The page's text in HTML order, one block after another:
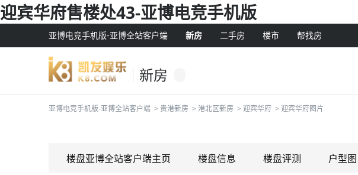
迎宾华府售楼处43-亚博电竞手机版
亚博电竞手机版-亚博全站客户端 新房 二手房 楼市 帮找房
新房
亚博电竞手机版-亚博全站客户端 > 贵港新房 > 港北区新房 > 迎宾华府 > 迎宾华府图片
楼盘亚博全站客户端主页 楼盘信息 楼盘评测 户型图